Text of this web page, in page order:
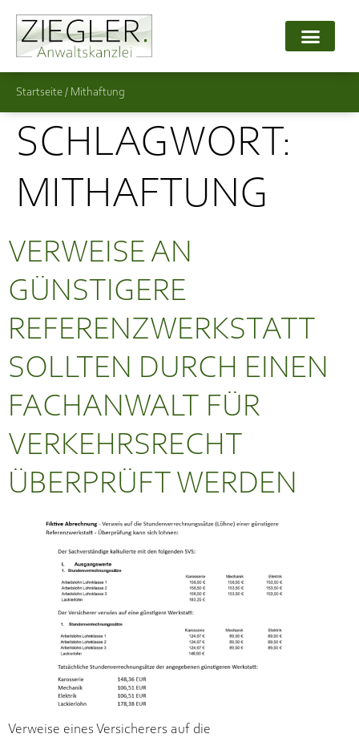
Startseite / Mithaftung
SCHLAGWORT:
MITHAFTUNG
VERWEISE AN
GÜNSTIGERE
REFERENZWERKSTATT
SOLLTEN DURCH EINEN
FACHANWALT FÜR
VERKEHRSRECHT
ÜBERPRÜFT WERDEN
Verweise eines Versicherers auf die